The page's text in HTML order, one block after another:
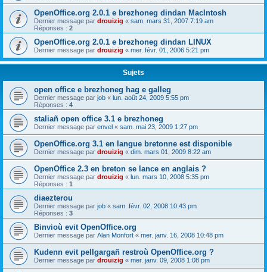
OpenOffice.org 2.0.1 e brezhoneg dindan MacIntosh
Dernier message par drouizig « sam. mars 31, 2007 7:19 am
Réponses : 2
OpenOffice.org 2.0.1 e brezhoneg dindan LINUX
Dernier message par drouizig « mer. févr. 01, 2006 5:21 pm
Sujets
open office e brezhoneg hag e galleg
Dernier message par job « lun. août 24, 2009 5:55 pm
Réponses : 4
staliañ open office 3.1 e brezhoneg
Dernier message par envel « sam. mai 23, 2009 1:27 pm
OpenOffice.org 3.1 en langue bretonne est disponible
Dernier message par drouizig « dim. mars 01, 2009 8:22 am
OpenOffice 2.3 en breton se lance en anglais ?
Dernier message par drouizig « lun. mars 10, 2008 5:35 pm
Réponses : 1
diaezterou
Dernier message par job « sam. févr. 02, 2008 10:43 pm
Réponses : 3
Binvioù evit OpenOffice.org
Dernier message par Alan Monfort « mer. janv. 16, 2008 10:48 pm
Kudenn evit pellgargañ restroù OpenOffice.org ?
Dernier message par drouizig « mer. janv. 09, 2008 1:08 pm